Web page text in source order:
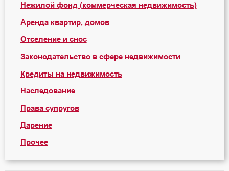
Нежилой фонд (коммерческая недвижимость)
Аренда квартир, домов
Отселение и снос
Законодательство в сфере недвижимости
Кредиты на недвижимость
Наследование
Права супругов
Дарение
Прочее